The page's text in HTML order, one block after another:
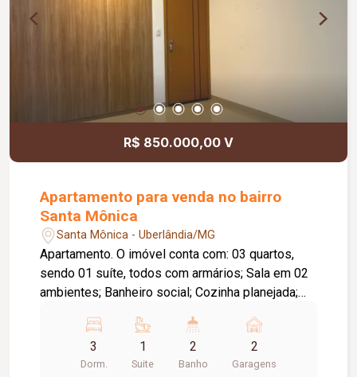
R$ 850.000,00 V
Apartamento para venda no bairro
Santa Mônica
Santa Mônica - Uberlândia/MG
Apartamento. O imóvel conta com: 03 quartos,
sendo 01 suíte, todos com armários; Sala em 02
ambientes; Banheiro social; Cozinha planejada;
churrasqueira a carvão; 02 vagas de garagem
livres e cobertas; O condomínio conta com: Salão
de festas completo; Brinquedoteca; 02
3
Dorm.
1
Suite
2
Banho
2
Garagens